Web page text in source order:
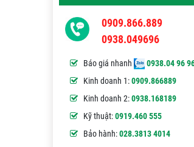
0909.866.889
0938.049696
Báo giá nhanh
0938.04 96
Kinh doanh 1:0909.866889
Kinh doanh 2:0938.168189
Kỹ thuật:0919.460 555
Bảo hành:028.3813 4014